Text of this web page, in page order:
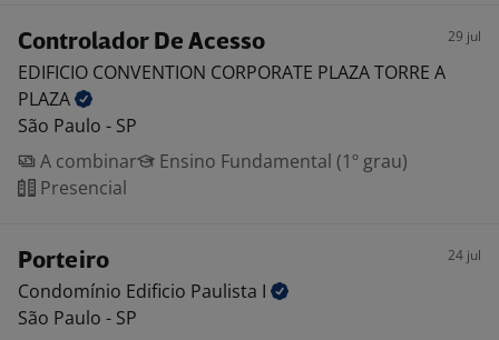
Controlador De Acesso 29 jul
EDIFICIO CONVENTION CORPORATE PLAZA TORRE A
PLAZA
São Paulo - SP
A combinar
Ensino Fundamental (1º grau)
Presencial
Porteiro 24 jul
Condomínio Edificio Paulista I
São Paulo - SP